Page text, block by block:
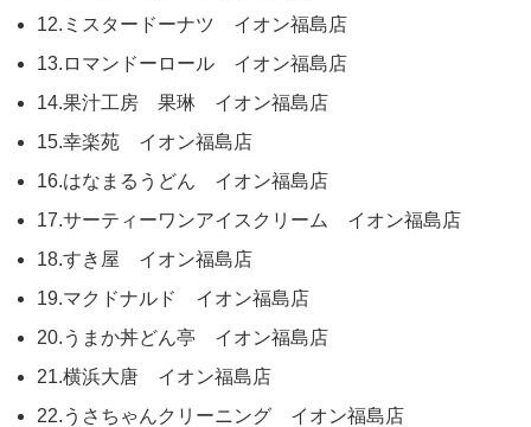
12.ミスタードーナツ イオン福島店
13.ロマンドーロール イオン福島店
14.果汁工房 果琳 イオン福島店
15.幸楽苑 イオン福島店
16.はなまるうどん イオン福島店
17.サーティーワンアイスクリーム イオン福島店
18.すき屋 イオン福島店
19.マクドナルド イオン福島店
20.うまか丼どん亭 イオン福島店
21.横浜大唐 イオン福島店
22.うさちゃんクリーニング イオン福島店